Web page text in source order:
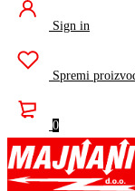
Sign in
Spremi
0